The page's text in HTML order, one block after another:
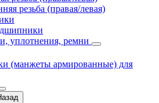
резьба (правая/левая)
уплотнения, ремни
(манжеты армированные) для